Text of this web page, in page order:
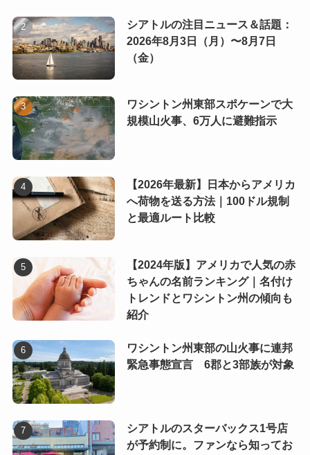
シアトルの注目ニュース＆話題：
2026年8月3日（月）〜8月7日
（金）
ワシントン州東部スポケーンで大
規模山火事、6万人に避難指示
【2026年最新】日本からアメリカ
へ荷物を送る方法｜100ドル規制
と最適ルート比較
【2024年版】アメリカで人気の赤
ちゃんの名前ランキング｜名付け
トレンドとワシントン州の傾向も
紹介
ワシントン州東部の山火事に連邦
緊急事態宣言 6郡と3部族が対象
シアトルのスターバックス1号店
が予約制に。ファンなら知ってお